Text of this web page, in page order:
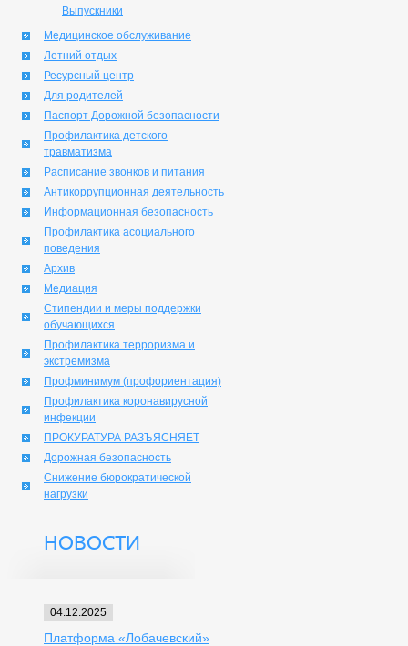
Выпускники
Медицинское обслуживание
Летний отдых
Ресурсный центр
Для родителей
Паспорт Дорожной безопасности
Профилактика детского
травматизма
Расписание звонков и питания
Антикоррупционная деятельность
Информационная безопасность
Профилактика асоциального
поведения
Архив
Медиация
Стипендии и меры поддержки
обучающихся
Профилактика терроризма и
экстремизма
Профминимум (профориентация)
Профилактика коронавирусной
инфекции
ПРОКУРАТУРА РАЗЪЯСНЯЕТ
Дорожная безопасность
Снижение бюрократической
нагрузки
НОВОСТИ
04.12.2025
Платформа «Лобачевский»